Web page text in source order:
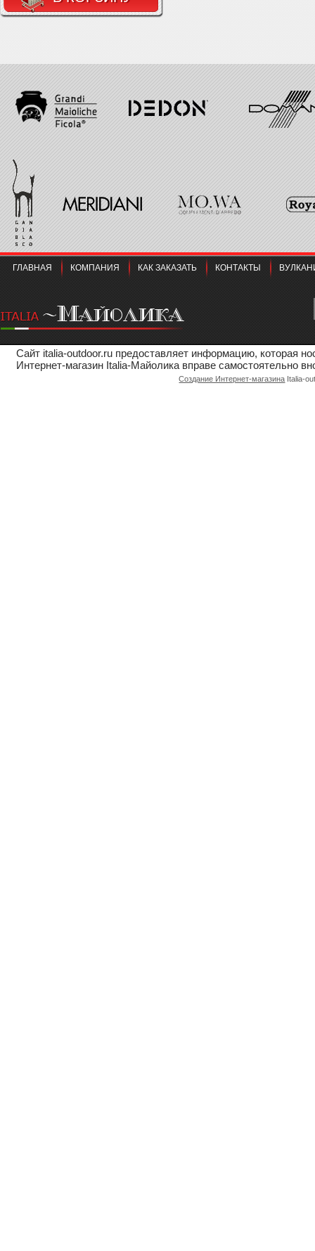
ГЛАВНАЯ КОМПАНИЯ КАК ЗАКАЗАТЬ КОНТАКТЫ
Сайт italia-outdoor.ru предоставляет информацию, которая
Интернет-магазин Italia-Майолика вправе самостоятельно
Создание Интернет-магазина Italia-